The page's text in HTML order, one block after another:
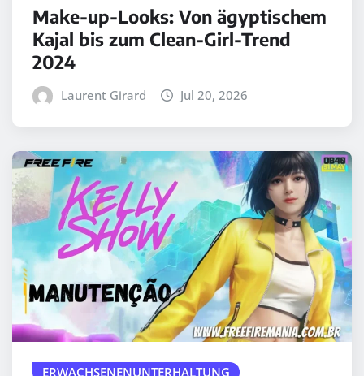
Make-up-Looks: Von ägyptischem
Kajal bis zum Clean-Girl-Trend
2024
Laurent Girard Jul 20, 2026
ERWACHSENENUNTERHALTUNG